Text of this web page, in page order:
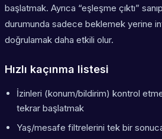
başlatmak. Ayrıca “eşleşme çıktı”
durumunda sadece beklemek yerine
doğrulamak daha etkili olur.
Hızlı kaçınma listesi
İzinleri (konum/bildirim) kontrol
tekrar başlatmak
Yaş/mesafe filtrelerini tek bir